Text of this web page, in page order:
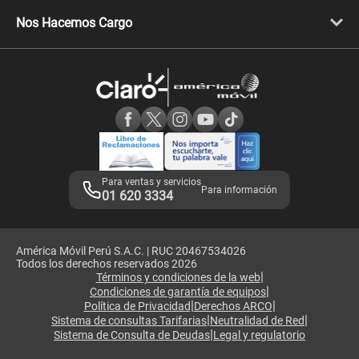
Celulares Motorola
Llamada por llamada
Comprobantes electrónicos
Consulta de IMEI
Nos Hacemos Cargo
Consulta de reclamos
Adquirientes iPhone 6, 6S y SE
Mensaje de Seguridad
Términos y Condiciones de Tienda Claro
Libro de Reclamaciones
Legales de marketplace
Para ventas y servicios
01 620 3334 Para información
América Móvil Perú S.A.C. | RUC 20467534026
Todos los derechos reservados 2026
Términos y condiciones de la web|
Condiciones de garantía de equipos|
Política de Privacidad|Derechos ARCO|
Sistema de consultas Tarifarias|Neutralidad de Red|
Sistema de Consulta de Deudas|Legal y regulatorio